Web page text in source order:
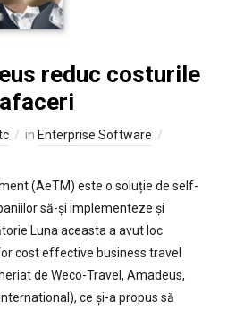
reduc costurile
in Enterprise Software
(AeTM) este o soluție de self-
să-și implementeze și
Luna aceasta a avut loc
cost effective business travel
de Weco-Travel, Amadeus,
ce și-a propus să